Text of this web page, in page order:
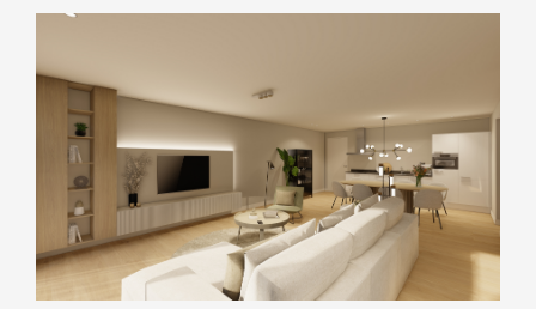
Koopaanbod
Internationaal
Nieuwbouw
Bedrijfsaanbod
Huuraanbod
Bestaande bouw
Internationaal